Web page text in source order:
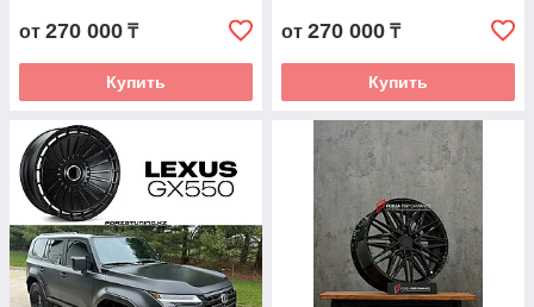
от 270 000 ₸
Купить
от 270 000 ₸
Купить